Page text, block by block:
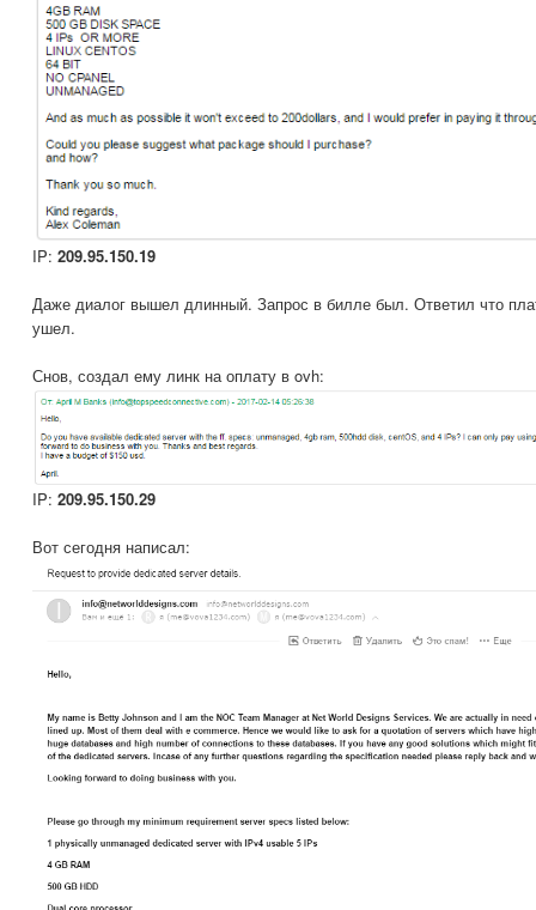
IP: 209.95.150.19
Даже диалог вышел длинный. Запрос в билле был. Ответил что
ушел.
Снов, создал ему линк на оплату в ovh:
IP: 209.95.150.29
Вот сегодня написал: